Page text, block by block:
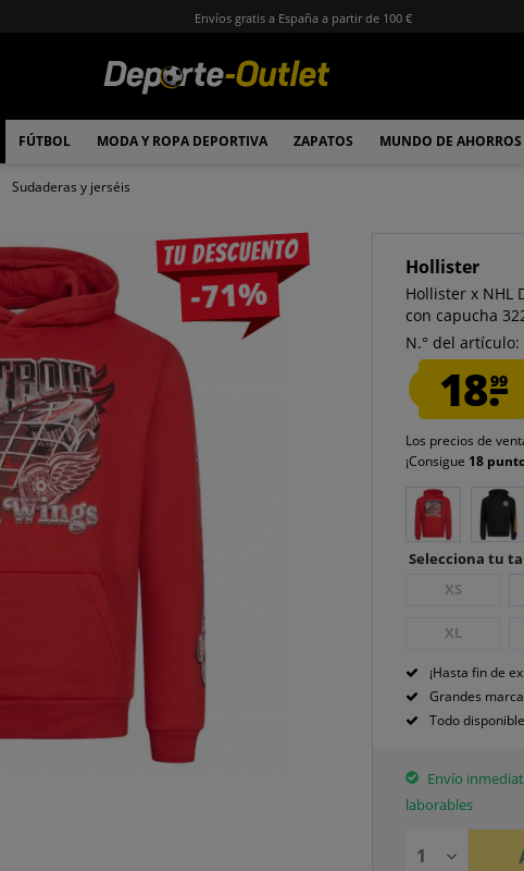
Envíos gratis a España a partir de 100 €
FÚTBOL MODA Y ROPA DEPORTIVA ZAPATOS MUNDO DE AHORROS
Sudaderas y jerséis
Tu descuento
-71%
Hollister
Hollister x NHL
con capucha
N.° del artículo:
18.99
Los precios de
¡Consigue 18
Selecciona tu
XS
XL
¡Hasta fin de
Grandes
Todo
Envío
laborables